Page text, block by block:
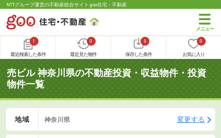
NTTグループ運営の不動産総合サイト goo住宅・不動産
1
最近検索した条件
0
最近見た物件
0
保存した条件
0
お気に入り
売ビル 神奈川県の不動産投資・収益物件・投資
物件一覧
地域 神奈川県 変更する